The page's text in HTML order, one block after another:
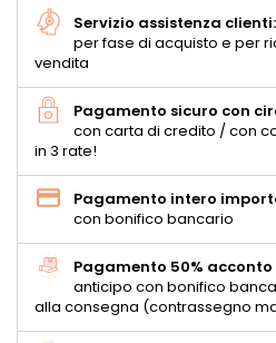
Servizio assistenza clienti:
per fase di acquisto e per
vendita
Pagamento sicuro con
con carta di credito / con
in 3 rate!
Pagamento intero
con bonifico bancario
Pagamento 50%
anticipo con bonifico
alla consegna (contrassegno